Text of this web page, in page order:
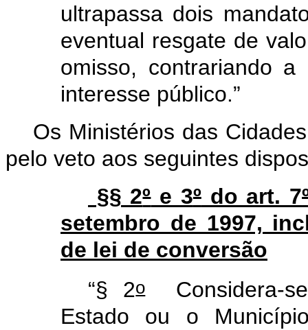
ultrapassa dois
eventual resgate de
omisso, contrariando
interesse público.”
Os Ministérios das
pelo veto aos seguintes
§§ 2ºe 3ºdo art. 7
setembro de 1997,
de lei de conversão
“§ 2oConsidera-se
Estado ou o